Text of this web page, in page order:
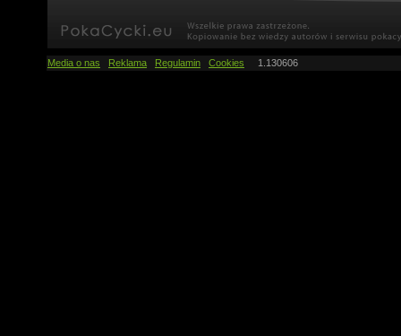
Media o nas Reklama Regulamin Cookies 1.130606